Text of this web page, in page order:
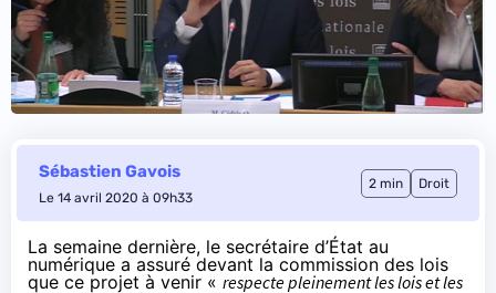
Sébastien Gavois
Le 14 avril 2020 à 09h33
2 min Droit
La semaine dernière, le secrétaire d’État au
numérique a assuré devant la commission des lois
que ce projet à venir « respecte pleinement les lois et les